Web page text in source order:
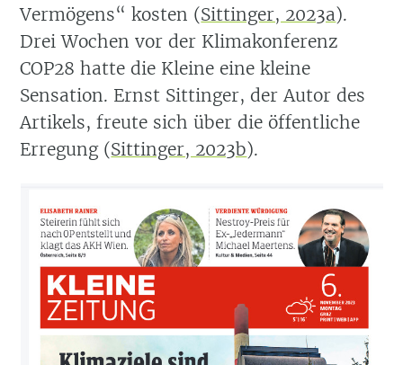
Vermögens“ kosten (Sittinger, 2023a).
Drei Wochen vor der Klimakonferenz
COP28 hatte die Kleine eine kleine
Sensation. Ernst Sittinger, der Autor des
Artikels, freute sich über die öffentliche
Erregung (Sittinger, 2023b).